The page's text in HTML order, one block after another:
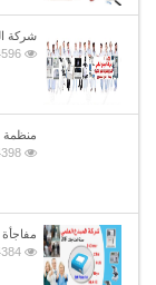
شركة
4596
منظمة
4398
مفاجأة
4384